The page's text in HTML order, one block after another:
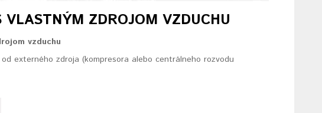
ZDROJOM VZDUCHU
vzduchu
externého zdroja (kompresora alebo centrálneho rozvodu